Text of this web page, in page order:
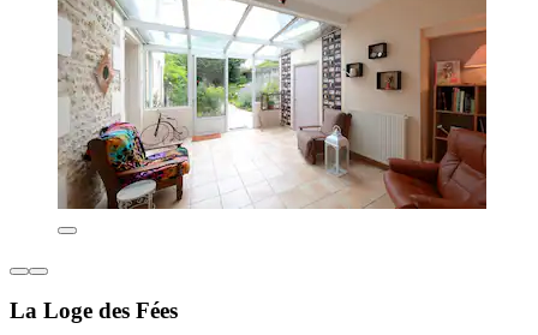
La Loge des Fées